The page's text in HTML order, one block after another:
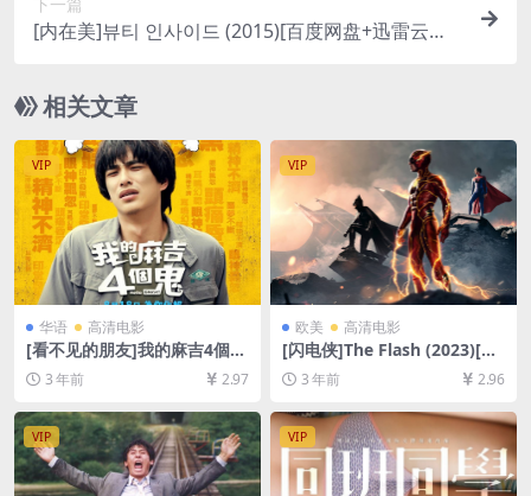
下一篇
[内在美]뷰티 인사이드 (2015)[百度网盘+迅雷云盘
相关文章
VIP
华语 高清电影
[看不见的朋友]我的麻吉4個鬼
(2023)[百度网盘+夸克网盘10
80P超清未删减资源][网盘在
线播放/下载][MP4/4.1GB][中
文字幕]
3 年前 2.97
VIP
欧美 高清电影
[闪电侠]The Flash (2023)[百
度网盘+迅雷云盘资源1080P
超清未删减][MP4/9GB][中英
字幕]
3 年前 2.96
VIP VIP